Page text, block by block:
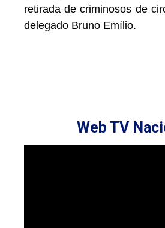
retirada de criminosos de
delegado Bruno Emílio.
Web TV